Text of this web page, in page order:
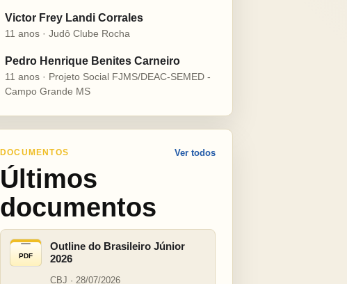
Victor Frey Landi Corrales
11 anos · Judô Clube Rocha
Pedro Henrique Benites Carneiro
11 anos · Projeto Social FJMS/DEAC-SEMED -
Campo Grande MS
DOCUMENTOS
Últimos
documentos
Ver todos
PDF
Outline do Brasileiro Júnior
2026
CBJ · 28/07/2026